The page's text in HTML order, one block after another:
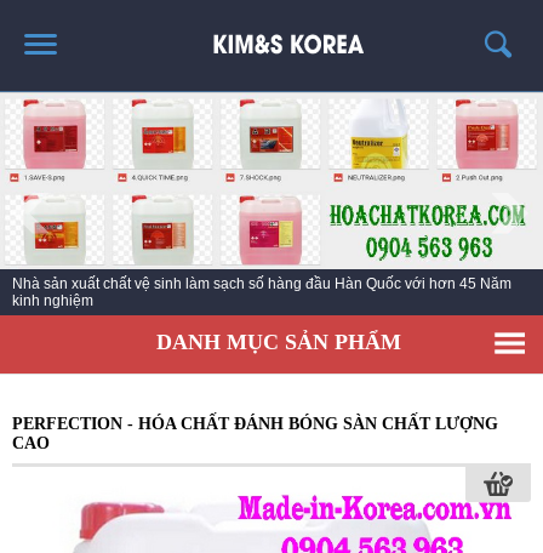
TRANG CHỦ
THÔNG TIN SẢN PHẨM
TIN TỨC
LIÊN HỆ
EC KY NƯỚC TẨY RỬA CÔNG NGHIỆP ECO ONE
Nhà sản xuất chất vệ sinh làm sạch số hàng đầu Hàn Quốc với hơn 45 Năm
kinh nghiệm
DANH MỤC SẢN PHẨM
PERFECTION - HÓA CHẤT ĐÁNH BÓNG SÀN CHẤT LƯỢNG
CAO